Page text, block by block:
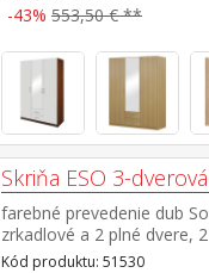
-43% 553,50 € **
Skriňa ESO 3-
farebné prevedenie dub
zrkadlové a 2 plné dvere,
zásuvky možné doplniť o
Kód produktu: 51530